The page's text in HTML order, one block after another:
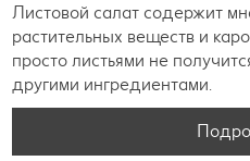
Листовой салат содержит
растительных веществ и
просто листьями не
другими ингредиентами.